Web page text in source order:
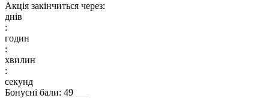
Акція закінчиться через:
днів
:
годин
:
хвилин
:
секунд
Бонусні бали: 49